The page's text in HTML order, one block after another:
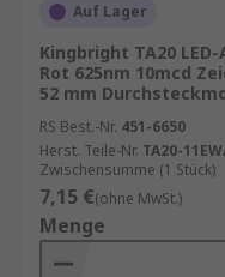
Auf Lager
Kingbright TA20
Rot 625nm 10mcd
52 mm
RS Best.-Nr. 451-6650
Herst. Teile-Nr. TA20-
Zwischensumme (1 Stück)
7,15 €(ohne MwSt.)
Menge